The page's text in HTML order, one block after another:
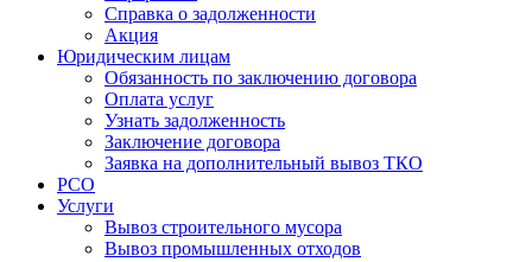
Справка о задолженности
Акция
Юридическим лицам
Обязанность по заключению договора
Оплата услуг
Узнать задолженность
Заключение договора
Заявка на дополнительный вывоз ТКО
РСО
Услуги
Вывоз строительного мусора
Вывоз промышленных отходов